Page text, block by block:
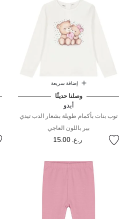
إضافة سريعة
وصلنا حديثًا
أيدو
توب بنات بأكمام طويلة بشعار الدب تيدي
بير باللون العاجي
ر.ع. 15.00